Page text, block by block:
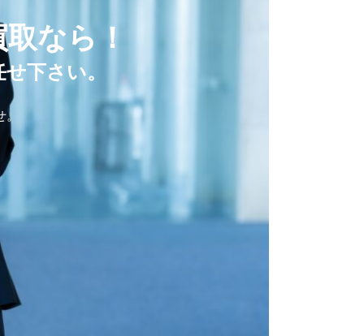
なら！
下さい。